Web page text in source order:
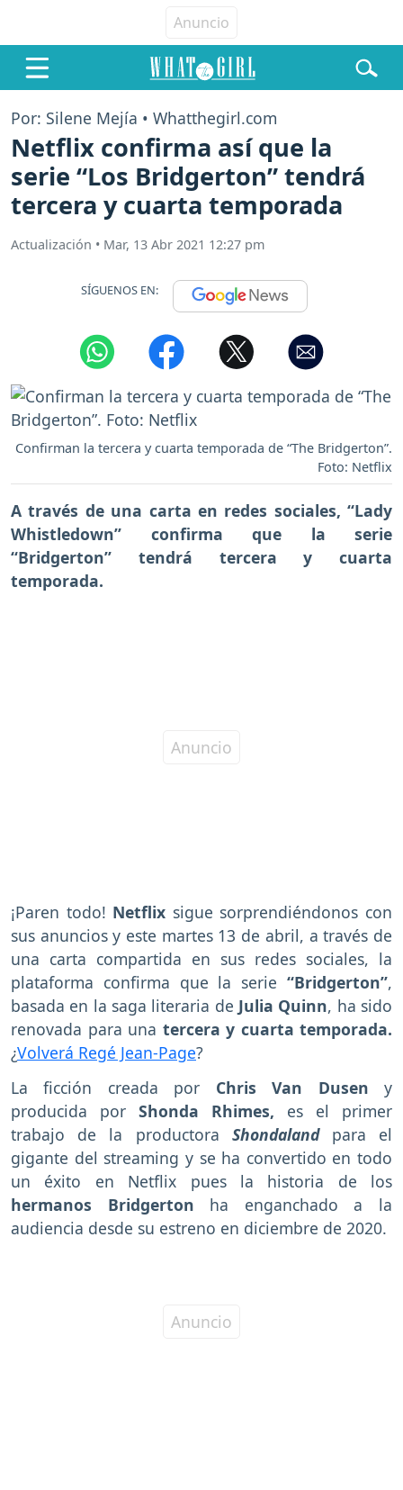
Por: Silene Mejía • Whatthegirl.com
Netflix confirma así que la
serie “Los Bridgerton” tendrá
tercera y cuarta temporada
Actualización • Mar, 13 Abr 2021 12:27 pm
SÍGUENOS EN:
Confirman la tercera y cuarta temporada de “The Bridgerton”.
Foto: Netflix
A través de una carta en redes sociales, “Lady
Whistledown” confirma que la serie
“Bridgerton” tendrá tercera y cuarta
temporada.
¡Paren todo! Netflix sigue sorprendiéndonos con
sus anuncios y este martes 13 de abril, a través de
una carta compartida en sus redes sociales, la
plataforma confirma que la serie “Bridgerton”,
basada en la saga literaria de Julia Quinn, ha sido
renovada para una tercera y cuarta temporada.
¿Volverá Regé Jean-Page?
La ficción creada por Chris Van Dusen y
producida por Shonda Rhimes, es el primer
trabajo de la productora Shondaland para el
gigante del streaming y se ha convertido en todo
un éxito en Netflix pues la historia de los
hermanos Bridgerton ha enganchado a la
audiencia desde su estreno en diciembre de 2020.